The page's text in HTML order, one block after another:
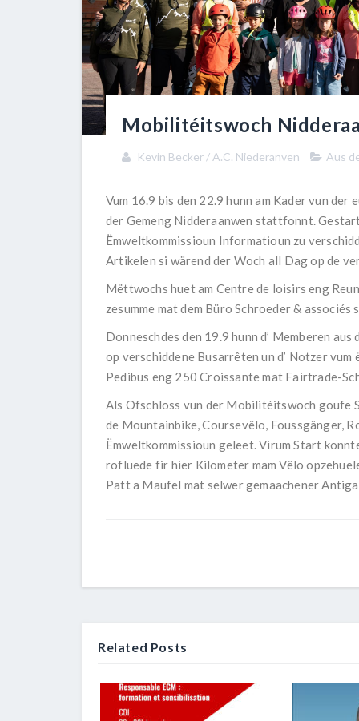
Mobilitéitswoch
Kevin Becker / A.C. Niederanven Aus
Vum 16.9 bis den 22.9 hunn am Kader vun
der Gemeng Nidderaanwen stattfonnt.
Ëmweltkommissioun Informatioun zu
Artikelen si wärend der Woch all Dag op de
Mëttwochs huet am Centre de loisirs eng
zesumme mat dem Büro Schroeder &
Donneschdes den 19.9 hunn d’ Memberen
op verschiddene Busarrêten un d’ Notzer
Pedibus eng 250 Croissante mat Fairtrade-
Als Ofschloss vun der Mobilitéitswoch goufe
de Mountainbike, Coursevëlo, Foussgänger,
Ëmweltkommissioun geleet. Virum Start
rofluede fir hier Kilometer mam Vëlo
Patt a Maufel mat selwer gemaachener
Related Posts